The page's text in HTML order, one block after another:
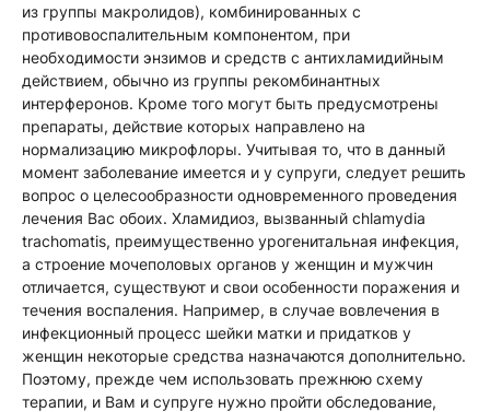
из группы макролидов), комбинированных с
противовоспалительным компонентом, при
необходимости энзимов и средств с антихламидийным
действием, обычно из группы рекомбинантных
интерферонов. Кроме того могут быть предусмотрены
препараты, действие которых направлено на
нормализацию микрофлоры. Учитывая то, что в данный
момент заболевание имеется и у супруги, следует решить
вопрос о целесообразности одновременного проведения
лечения Вас обоих. Хламидиоз, вызванный chlamydia
trachomatis, преимущественно урогенитальная инфекция,
а строение мочеполовых органов у женщин и мужчин
отличается, существуют и свои особенности поражения и
течения воспаления. Например, в случае вовлечения в
инфекционный процесс шейки матки и придатков у
женщин некоторые средства назначаются дополнительно.
Поэтому, прежде чем использовать прежнюю схему
терапии, и Вам и супруге нужно пройти обследование,